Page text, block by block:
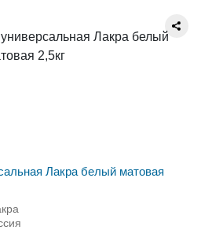
Лакра белый матовая